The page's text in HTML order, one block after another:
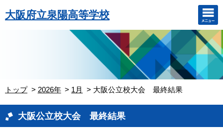
大阪府立泉陽高等学校
トップ 2026年 1月 大阪公立校大会 最終結果
大阪公立校大会 最終結果